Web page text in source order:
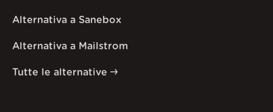
Alternativa a Sanebox
Alternativa a Mailstrom
Tutte le alternative